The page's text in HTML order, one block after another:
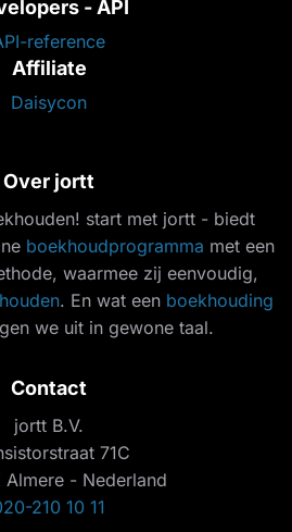
- API
reference
Affiliate
Daisycon
Over jortt
start met jortt - biedt
boekhoudprogramma met een
waarmee zij eenvoudig,
. En wat een boekhouding
we uit in gewone taal.
Contact
jortt B.V.
71C
Almere - Nederland
210 10 11